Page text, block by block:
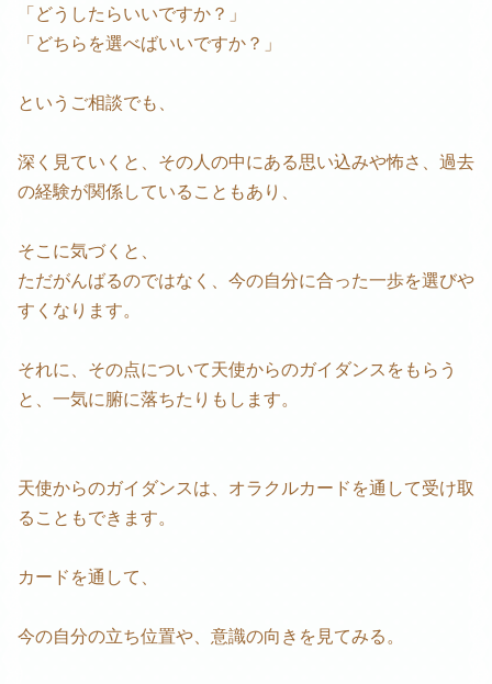
「どうしたらいいですか？」
「どちらを選べばいいですか？」
というご相談でも、
深く見ていくと、その人の中にある思い込みや怖さ、過去
の経験が関係していることもあり、
そこに気づくと、
ただがんばるのではなく、今の自分に合った一歩を選びや
すくなります。
それに、その点について天使からのガイダンスをもらう
と、一気に腑に落ちたりもします。
天使からのガイダンスは、オラクルカードを通して受け取
ることもできます。
カードを通して、
今の自分の立ち位置や、意識の向きを見てみる。